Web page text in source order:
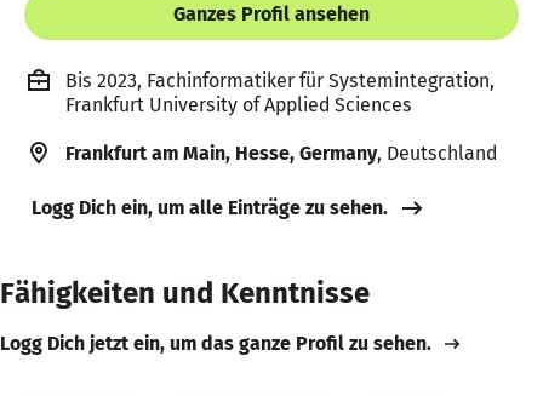
Ganzes Profil ansehen
Bis 2023, Fachinformatiker für Systemintegration,
Frankfurt University of Applied Sciences
Frankfurt am Main, Hesse, Germany, Deutschland
Logg Dich ein, um alle Einträge zu sehen.
Fähigkeiten und Kenntnisse
Logg Dich jetzt ein, um das ganze Profil zu sehen.